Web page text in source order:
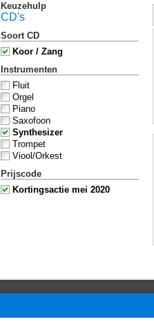
Keuzehulp
CD's
Soort CD
Koor / Zang
Instrumenten
Fluit
Orgel
Piano
Saxofoon
Synthesizer
Trompet
Viool/Orkest
Prijscode
Kortingsactie mei 2020